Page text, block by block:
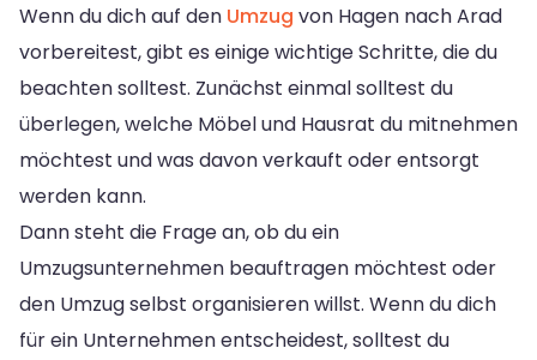
Wenn du dich auf den Umzug von Hagen nach Arad
vorbereitest, gibt es einige wichtige Schritte, die du
beachten solltest. Zunächst einmal solltest du
überlegen, welche Möbel und Hausrat du mitnehmen
möchtest und was davon verkauft oder entsorgt
werden kann.
Dann steht die Frage an, ob du ein
Umzugsunternehmen beauftragen möchtest oder
den Umzug selbst organisieren willst. Wenn du dich
für ein Unternehmen entscheidest, solltest du